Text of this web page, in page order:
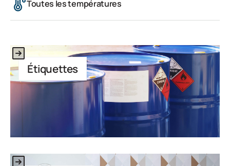
Toutes les températures
Étiquettes
Il s'agit d'un texte à l'intérieur d'un bloc div.
Il s'agit d'un texte à l'intérieur d'un bloc div.